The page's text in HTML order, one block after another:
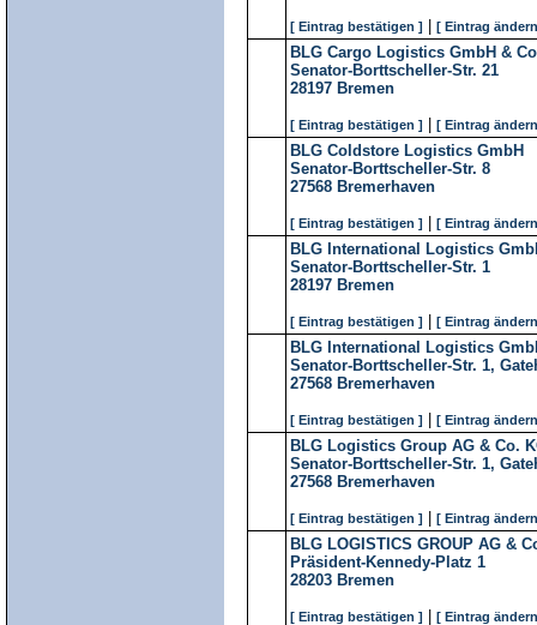
[ Eintrag bestätigen ] [ Eintrag
BLG Cargo Logistics GmbH &
Senator-Borttscheller-Str. 21
28197 Bremen
[ Eintrag bestätigen ] [ Eintrag
BLG Coldstore Logistics GmbH
Senator-Borttscheller-Str. 8
27568 Bremerhaven
[ Eintrag bestätigen ] [ Eintrag
BLG International Logistics
Senator-Borttscheller-Str. 1
28197 Bremen
[ Eintrag bestätigen ] [ Eintrag
BLG International Logistics
Senator-Borttscheller-Str. 1,
27568 Bremerhaven
[ Eintrag bestätigen ] [ Eintrag
BLG Logistics Group AG & Co.
Senator-Borttscheller-Str. 1,
27568 Bremerhaven
[ Eintrag bestätigen ] [ Eintrag
BLG LOGISTICS GROUP AG &
Präsident-Kennedy-Platz 1
28203 Bremen
[ Eintrag bestätigen ] [ Eintrag